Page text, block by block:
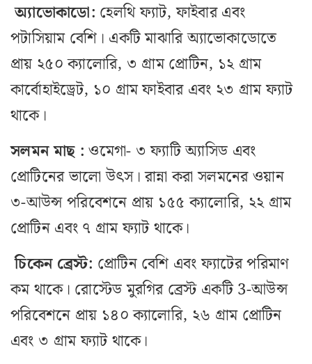
অ্যাভোকাডো: হেলথি ফ্যাট, ফাইবার এবং
পটাসিয়াম বেশি। একটি মাঝারি অ্যাভোকাডোতে
প্রায় ২৫০ ক্যালোরি, ৩ গ্রাম প্রোটিন, ১২ গ্রাম
কার্বোহাইড্রেট, ১০ গ্রাম ফাইবার এবং ২৩ গ্রাম ফ্যাট
থাকে।
সলমন মাছ :ওমেগা- ৩ ফ্যাটি অ্যাসিড এবং
প্রোটিনের ভালো উৎস। রান্না করা সলমনের ওয়ান
৩-আউন্স পরিবেশনে প্রায় ১৫৫ ক্যালোরি, ২২ গ্রাম
প্রোটিন এবং ৭ গ্রাম ফ্যাট থাকে।
চিকেন ব্রেস্ট: প্রোটিন বেশি এবং ফ্যাটের পরিমাণ
কম থাকে। রোস্টেড মুরগির ব্রেস্ট একটি 3-আউন্স
পরিবেশনে প্রায় ১৪০ ক্যালোরি, ২৬ গ্রাম প্রোটিন
এবং ৩ গ্রাম ফ্যাট থাকে।